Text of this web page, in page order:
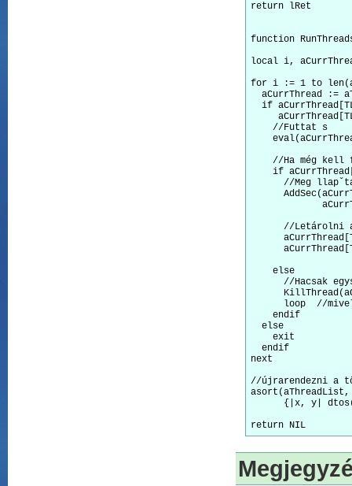
return lRet
function
local i,
for i := 1 to
aCurrThread :=
if
    //Futtat s
//Ha még kell
if
//Meg
//Letárolni
    else
//Hacsak
loop  //
    endif
  else
    exit
  endif
next
//újrarendezni a
{|x, y|
return NIL